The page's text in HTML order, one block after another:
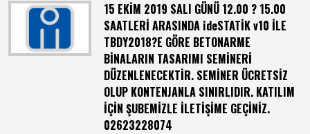
15 EKİM 2019 SALI GÜNÜ 12.00 ? 15.00
SAATLERİ ARASINDA ideSTATİK v10 İLE
TBDY2018?E GÖRE BETONARME
BİNALARIN TASARIMI SEMİNERİ
DÜZENLENECEKTİR. SEMİNER ÜCRETSİZ
OLUP KONTENJANLA SINIRLIDIR. KATILIM
İÇİN ŞUBEMİZLE İLETİŞİME GEÇİNİZ.
02623228074